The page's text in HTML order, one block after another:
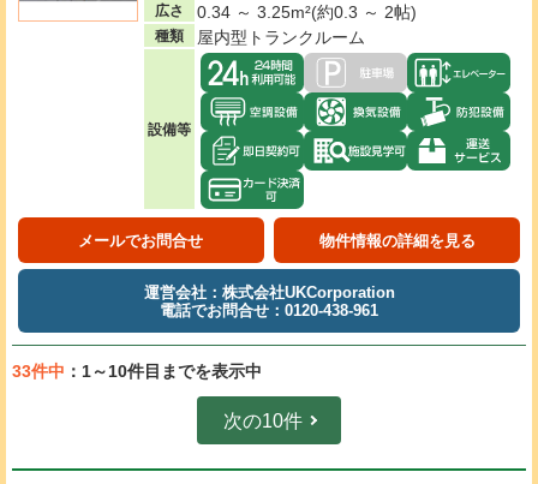
広さ 0.34 ～ 3.25m²(約0.3 ～ 2帖)
種類 屋内型トランクルーム
設備等
メールでお問合せ 物件情報の詳細を見る
運営会社：株式会社UKCorporation
電話でお問合せ：0120-438-961
33件中 ：1～10件目までを表示中
次の10件